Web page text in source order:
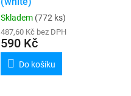
Skladem (772 ks)
487,60 Kč bez DPH
590 Kč
Do košíku